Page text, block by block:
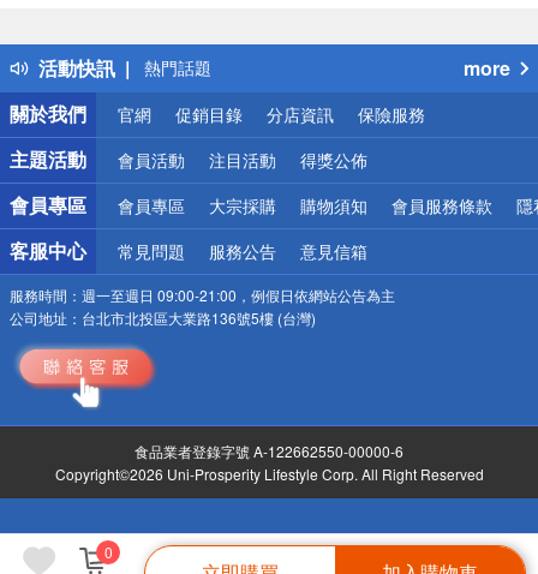
0
活動快訊
得獎公告
熱門話題
銀行優惠
偏遠地區配送
詐騙網頁！請小心！
more
關於我們
官網 促銷目錄 分店資訊 保險服務
主題活動 會員活動 注目活動 得獎公佈
會員專區 會員專區 大宗採購 購物須知 會員服務條款 隱
客服中心 常見問題 服務公告 意見信箱
服務時間： 週一至週日 09:00-21:00，例假日依網站公告為主
公司地址： 台北市北投區大業路136號5樓 (台灣)
食品業者登錄字號 A-122662550-00000-6
Copyright©2026 Uni-Prosperity Lifestyle Corp. All Right Reserved